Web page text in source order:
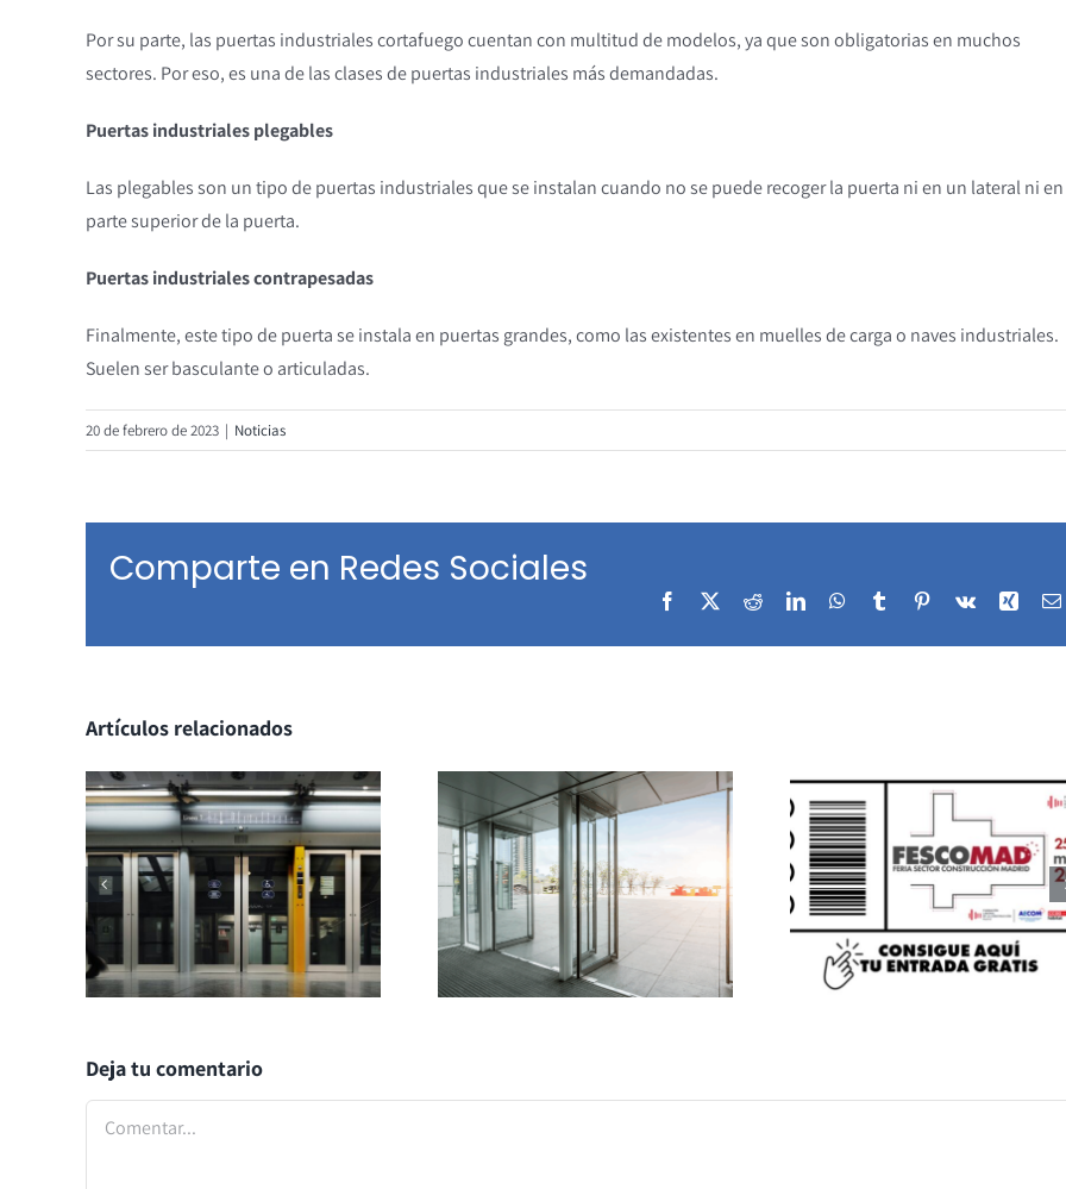
Por su parte, las puertas industriales cortafuego cuentan con multitud de modelos, ya que son obligatorias en muchos
sectores. Por eso, es una de las clases de puertas industriales más demandadas.
Puertas industriales plegables
Las plegables son un tipo de puertas industriales que se instalan cuando no se puede recoger la puerta ni en un lateral ni
parte superior de la puerta.
Puertas industriales contrapesadas
Finalmente, este tipo de puerta se instala en puertas grandes, como las existentes en muelles de carga o naves industriales.
Suelen ser basculante o articuladas.
20 de febrero de 2023 | Noticias
Comparte en Redes Sociales
Facebook RedditLinkedInWhatsApp
Tumblr Pinterest
Vk Xing
Artículos relacionados
Deja tu comentario